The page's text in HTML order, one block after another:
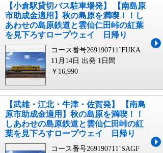
【小倉駅貸切バス駐車場発】 【南島原
市助成金適用】秋の島原を満喫！！し
あわせの島原鉄道と雲仙仁田峠の紅葉
を見下ろすロープウェイ 日帰り
コース番号269190711`FUKA
11月14日 出発 1日間
￥16,990
【武雄・江北・牛津・佐賀発】 【南島
原市助成金適用】秋の島原を満喫！！
しあわせの島原鉄道と雲仙仁田峠の紅
葉を見下ろすロープウェイ 日帰り
コース番号269190711`SAGF